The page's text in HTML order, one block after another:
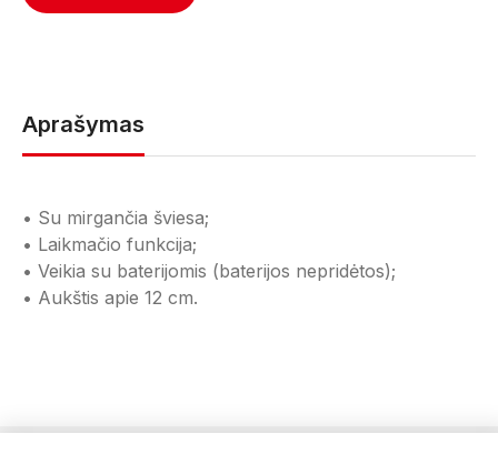
Aprašymas
• Su mirgančia šviesa;
• Laikmačio funkcija;
• Veikia su baterijomis (baterijos nepridėtos);
• Aukštis apie 12 cm.